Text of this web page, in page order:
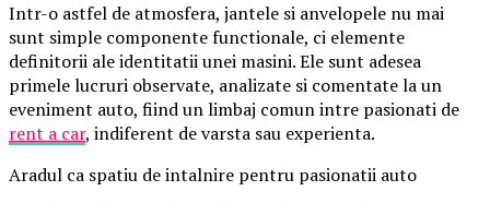
Intr-o astfel de atmosfera, jantele si anvelopele nu mai
sunt simple componente functionale, ci elemente
definitorii ale identitatii unei masini. Ele sunt adesea
primele lucruri observate, analizate si comentate la un
eveniment auto, fiind un limbaj comun intre pasionati de
rent a car, indiferent de varsta sau experienta.
Aradul ca spatiu de intalnire pentru pasionatii auto